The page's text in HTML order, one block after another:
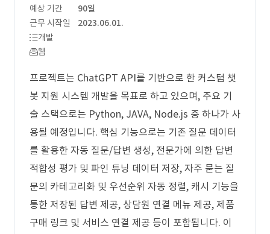
예상 기간
90일
근무 시작일
2023.06.01.
개발
웹
프로젝트는 ChatGPT API를 기반으로 한 커스텀 챗
봇 지원 시스템 개발을 목표로 하고 있으며, 주요 기
술 스택으로는 Python, JAVA, Node.js 중 하나가 사
용될 예정입니다. 핵심 기능으로는 기존 질문 데이터
를 활용한 자동 질문/답변 생성, 전문가에 의한 답변
적합성 평가 및 파인 튜닝 데이터 저장, 자주 묻는 질
문의 카테고리화 및 우선순위 자동 정렬, 캐시 기능을
통한 저장된 답변 제공, 상담원 연결 메뉴 제공, 제품
구매 링크 및 서비스 연결 제공 등이 포함됩니다. 이